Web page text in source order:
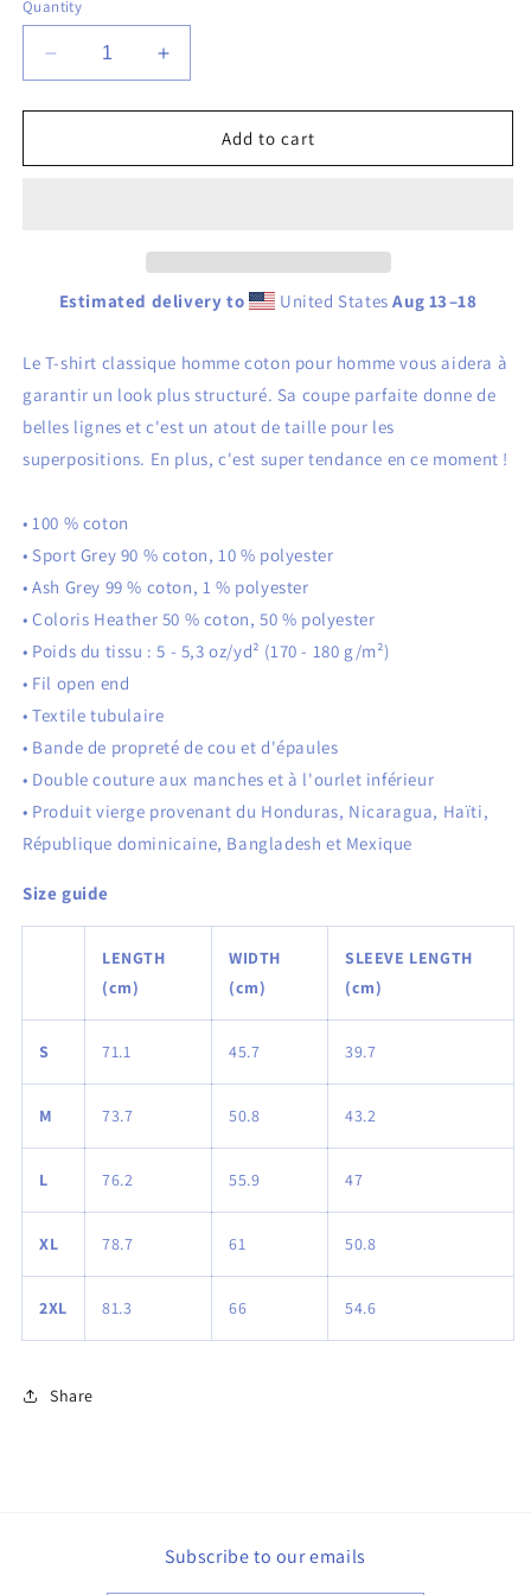
Quantity
Decrease
quantity
for
shirt
Increase
quantity
for
shirt
Add to cart
Estimated delivery to United StatesAug 13⁠–18
Le T-shirt classique homme coton pour homme vous aidera à
garantir un look plus structuré. Sa coupe parfaite donne de
belles lignes et c'est un atout de taille pour les
superpositions. En plus, c'est super tendance en ce moment !
• 100 % coton
• Sport Grey 90 % coton, 10 % polyester
• Ash Grey 99 % coton, 1 % polyester
• Coloris Heather 50 % coton, 50 % polyester
• Poids du tissu : 5 - 5,3 oz/yd² (170 - 180 g/m²)
• Fil open end
• Textile tubulaire
• Bande de propreté de cou et d'épaules
• Double couture aux manches et à l'ourlet inférieur
• Produit vierge provenant du Honduras, Nicaragua, Haïti,
République dominicaine, Bangladesh et Mexique
Size guide
LENGTH
(cm)
WIDTH
(cm)
SLEEVE LENGTH
(cm)
S 71.1 45.7 39.7
M 73.7 50.8 43.2
L 76.2 55.9 47
XL 78.7 61 50.8
2XL 81.3 66 54.6
Share
Subscribe to our emails